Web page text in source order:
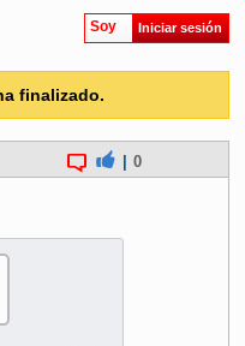
Soy Iniciar sesión
finalizado.
0